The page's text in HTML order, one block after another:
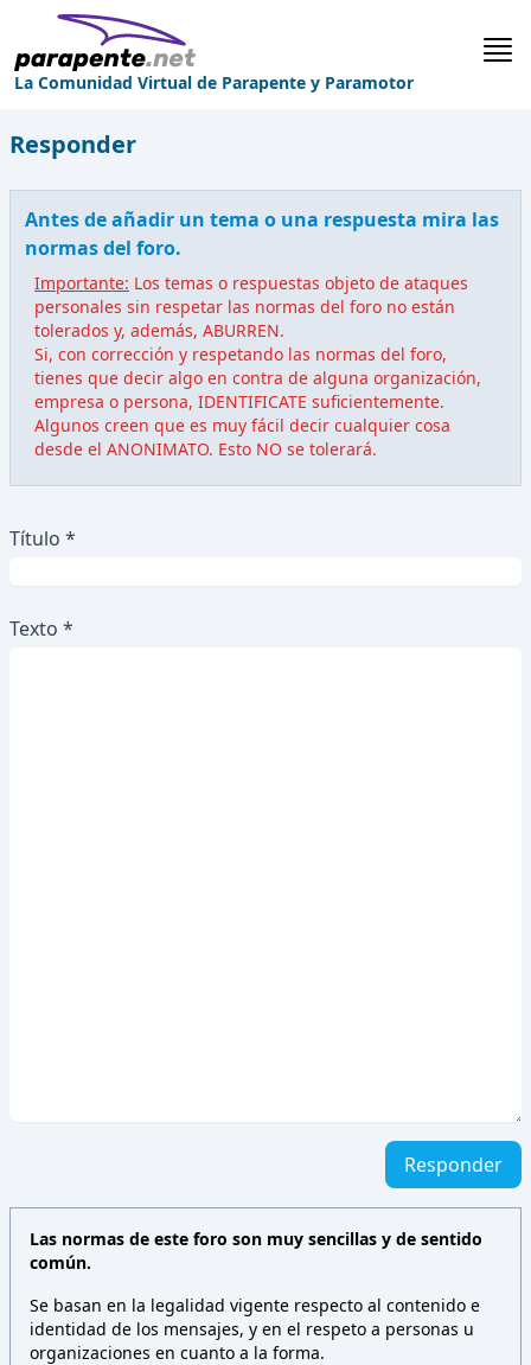
La Comunidad Virtual de Parapente y Paramotor
Responder
Antes de añadir un tema o una respuesta mira las
normas del foro.
Importante: Los temas o respuestas objeto de ataques
personales sin respetar las normas del foro no están
tolerados y, además, ABURREN.
Si, con corrección y respetando las normas del foro,
tienes que decir algo en contra de alguna organización,
empresa o persona, IDENTIFICATE suficientemente.
Algunos creen que es muy fácil decir cualquier cosa
desde el ANONIMATO. Esto NO se tolerará.
Título *
Texto *
Responder
Las normas de este foro son muy sencillas y de sentido
común.
Se basan en la legalidad vigente respecto al contenido e
identidad de los mensajes, y en el respeto a personas u
organizaciones en cuanto a la forma.